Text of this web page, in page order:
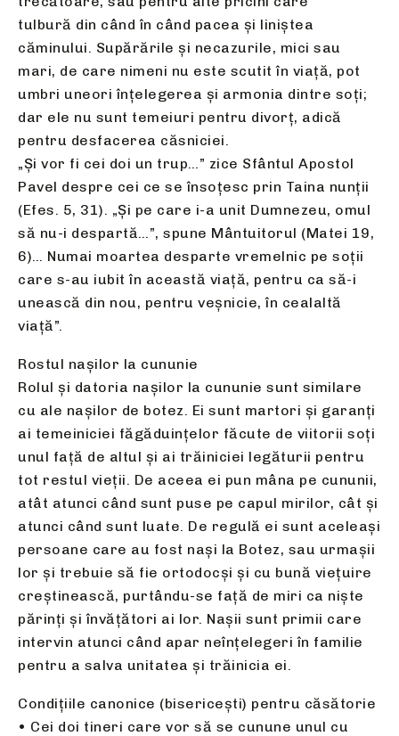
tulbură din când în când pacea şi liniştea
căminului. Supărările şi necazurile, mici sau
mari, de care nimeni nu este scutit în viaţă, pot
umbri uneori înţelegerea şi armonia dintre soţi;
dar ele nu sunt temeiuri pentru divorţ, adică
pentru desfacerea căsniciei.
„Şi vor fi cei doi un trup…” zice Sfântul Apostol
Pavel despre cei ce se însoţesc prin Taina nunţii
(Efes. 5, 31). „Şi pe care i-a unit Dumnezeu, omul
să nu-i despartă…”, spune Mântuitorul (Matei 19,
6)… Numai moartea desparte vremelnic pe soţii
care s-au iubit în această viaţă, pentru ca să-i
unească din nou, pentru veşnicie, în cealaltă
viaţă”.
Rostul naşilor la cununie
Rolul și datoria nașilor la cununie sunt similare
cu ale nașilor de botez. Ei sunt martori și garanți
ai temeiniciei făgăduințelor făcute de viitorii soți
unul față de altul și ai trăiniciei legăturii pentru
tot restul vieții. De aceea ei pun mâna pe cununii,
atât atunci când sunt puse pe capul mirilor, cât și
atunci când sunt luate. De regulă ei sunt aceleași
persoane care au fost nași la Botez, sau urmașii
lor și trebuie să fie ortodocși și cu bună viețuire
creștinească, purtându-se față de miri ca niște
părinți și învățători ai lor. Naşii sunt primii care
intervin atunci când apar neînţelegeri în familie
pentru a salva unitatea şi trăinicia ei.
Condițiile canonice (bisericești) pentru căsătorie
• Cei doi tineri care vor să se cunune unul cu